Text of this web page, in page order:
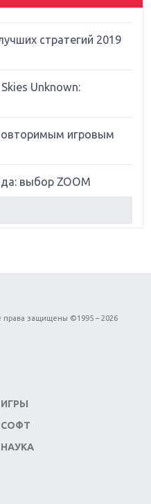
стратегий 2019
Unknown:
игровым
выбор ZOOM
вершина эволюции
Spider-Man и
Америки
права защищены ©1995 – 2026
ИГРЫ
СОФТ
НАУКА